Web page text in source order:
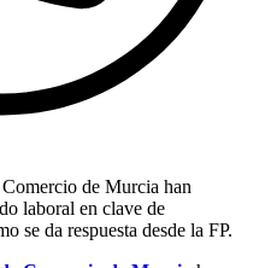
de Murcia han
laboral en clave de
se da respuesta desde la FP.